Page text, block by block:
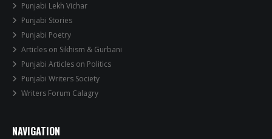
Punjabi Lekh Vichar
Punjabi Stories
Punjabi Poetry
Articles on Sikhism & Gurbani
Punjabi Articles on Politics
Punjabi Writers Society
Writers Forum Calagry
NAVIGATION